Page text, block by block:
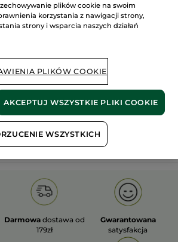
LES DEODORANTS NAT.
Darmowa dostawa od
179zł
Gwarantowana
satysfakcja
plików cookie na swoim
korzystania z nawigacji strony,
strony i wsparcia naszych działań
PLIKÓW COOKIE
WSZYSTKICH
AKCEPTUJ WSZYSTKIE PLIKI COOKIE